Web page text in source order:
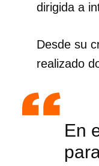
dirigida a
Desde su
realizado
En